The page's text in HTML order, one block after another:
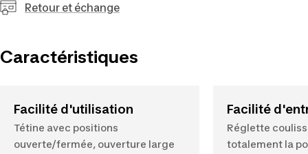
Retour et échange
Caractéristiques
Facilité d'utilisation
Tétine avec positions
ouverte/fermée, ouverture large
Facilité
Réglette
totalement la